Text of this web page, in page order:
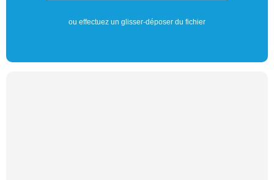
ou effectuez un glisser-déposer du fichier